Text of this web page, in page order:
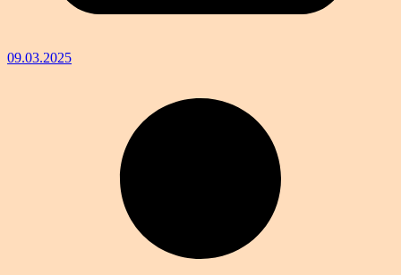
09.03.2025